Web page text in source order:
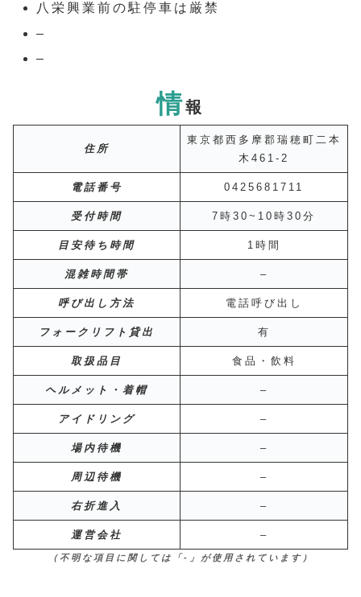
八栄興業前の駐停車は厳禁
–
–
情報
住所
東京都西多摩郡瑞穂町二本
木461-2
電話番号 0425681711
受付時間 7時30~10時30分
目安待ち時間 1時間
混雑時間帯 –
呼び出し方法 電話呼び出し
フォークリフト貸出 有
取扱品目 食品・飲料
ヘルメット・着帽 –
アイドリング –
場内待機 –
周辺待機 –
右折進入 –
運営会社 –
（不明な項目に関しては「-」が使用されています）